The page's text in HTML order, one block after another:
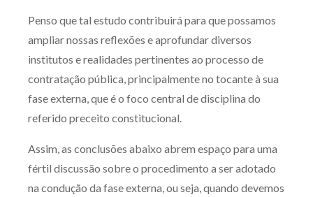
Mentoria Zênite
Capacitação
Zênite Online
Zênite in Company
Diferenciais
Penso que tal estudo contribuirá para que possamos
ampliar nossas reflexões e aprofundar diversos
institutos e realidades pertinentes ao processo de
contratação pública, principalmente no tocante à sua
fase externa, que é o foco central de disciplina do
referido preceito constitucional.
Assim, as conclusões abaixo abrem espaço para uma
fértil discussão sobre o procedimento a ser adotado
na condução da fase externa, ou seja, quando devemos